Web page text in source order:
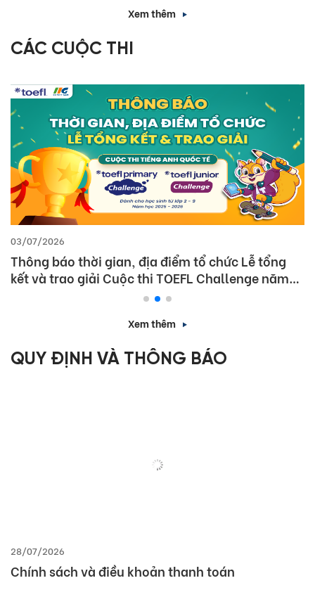
Xem thêm
CÁC CUỘC THI
03/07/2026
Thông báo thời gian, địa điểm tổ chức Lễ tổng
kết và trao giải Cuộc thi TOEFL Challenge năm
Xem thêm
QUY ĐỊNH VÀ THÔNG BÁO
28/07/2026
Chính sách và điều khoản thanh toán